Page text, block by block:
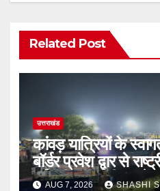
Related Post
उत्तराखंड
कांवड़ यात्रियों के
बॉर्डर प्रवेश द्वार से
गई रंगीन एलईडी लाइटें
AUG 7, 2026 SHASHI